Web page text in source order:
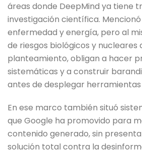
áreas donde DeepMind ya tiene
investigación científica.
enfermedad y energía, pero al
de riesgos biológicos y nucleares
planteamiento, obligan a hacer
sistemáticas y a construir
antes de desplegar
En ese marco también situó
que Google ha promovido para
contenido generado, sin
solución total contra la